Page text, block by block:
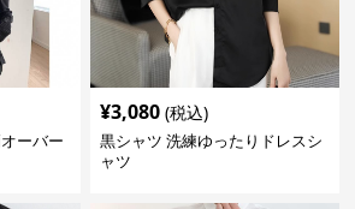
ーバー
¥3,080 (税込)
黒シャツ 洗練ゆったりドレスシ
ャツ